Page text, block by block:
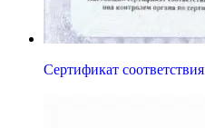
Сертификат соответствия